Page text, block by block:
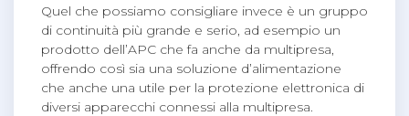
Quel che possiamo consigliare invece è un gruppo
di continuità più grande e serio, ad esempio un
prodotto dell’APC che fa anche da multipresa,
offrendo così sia una soluzione d’alimentazione
che anche una utile per la protezione elettronica di
diversi apparecchi connessi alla multipresa.